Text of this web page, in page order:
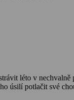
léto v
úsilí potlačit své